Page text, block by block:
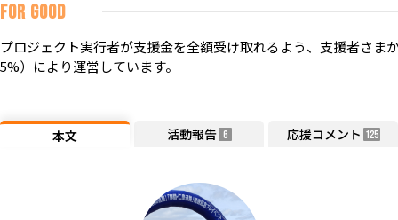
FOR GOOD
プロジェクト実行者が支援金を全額受け取れるよう、支援者さま
5%）により運営しています。
本文 活動報告 6 応援コメント 125